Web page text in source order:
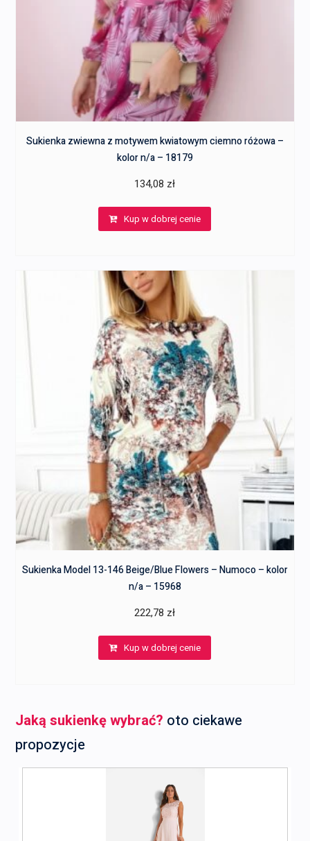
Sukienka zwiewna z motywem kwiatowym ciemno różowa –
kolor n/a – 18179
134,08 zł
Kup w dobrej cenie
Sukienka Model 13-146 Beige/Blue Flowers – Numoco – kolor
n/a – 15968
222,78 zł
Kup w dobrej cenie
Jaką sukienkę wybrać? oto ciekawe
propozycje